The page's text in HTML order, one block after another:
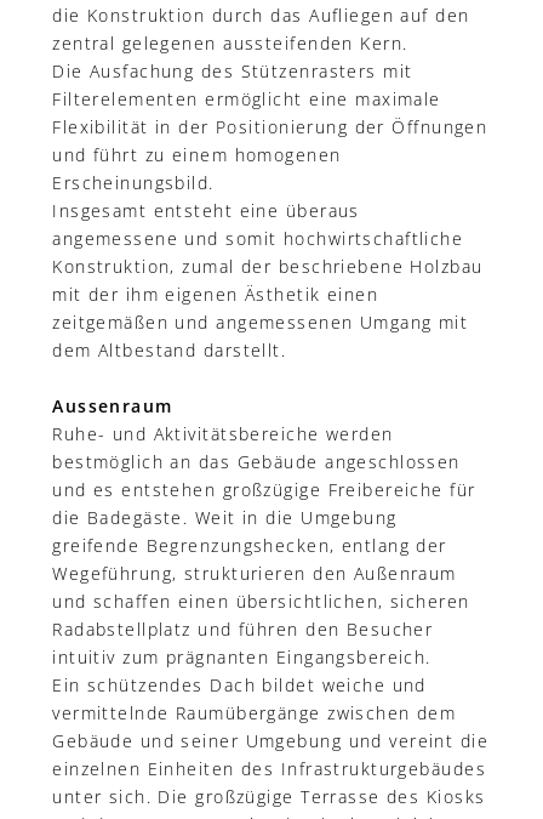
die Konstruktion durch das Aufliegen auf den
zentral gelegenen aussteifenden Kern.
Die Ausfachung des Stützenrasters mit
Filterelementen ermöglicht eine maximale
Flexibilität in der Positionierung der Öffnungen
und führt zu einem homogenen
Erscheinungsbild.
Insgesamt entsteht eine überaus
angemessene und somit hochwirtschaftliche
Konstruktion, zumal der beschriebene Holzbau
mit der ihm eigenen Ästhetik einen
zeitgemäßen und angemessenen Umgang mit
dem Altbestand darstellt.
Aussenraum
Ruhe- und Aktivitätsbereiche werden
bestmöglich an das Gebäude angeschlossen
und es entstehen großzügige Freibereiche für
die Badegäste. Weit in die Umgebung
greifende Begrenzungshecken, entlang der
Wegeführung, strukturieren den Außenraum
und schaffen einen übersichtlichen, sicheren
Radabstellplatz und führen den Besucher
intuitiv zum prägnanten Eingangsbereich.
Ein schützendes Dach bildet weiche und
vermittelnde Raumübergänge zwischen dem
Gebäude und seiner Umgebung und vereint die
einzelnen Einheiten des Infrastrukturgebäudes
unter sich. Die großzügige Terrasse des Kiosks